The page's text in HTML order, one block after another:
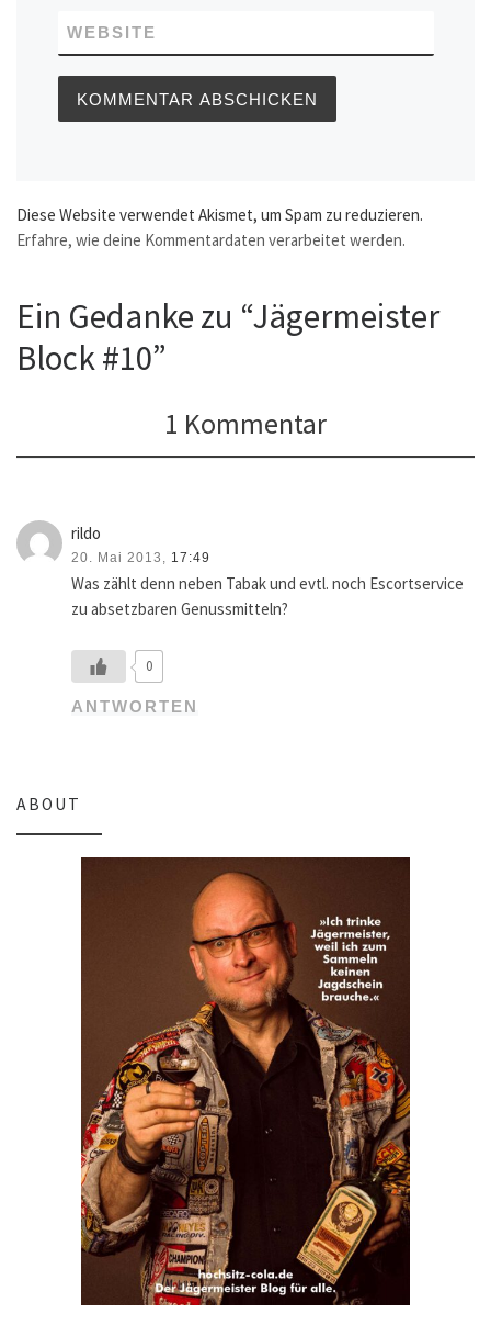
WEBSITE
Diese Website verwendet Akismet, um Spam zu reduzieren.
Erfahre, wie deine Kommentardaten verarbeitet werden.
Ein Gedanke zu “Jägermeister
Block #10”
1 Kommentar
rildo
20. Mai 2013, 17:49
Was zählt denn neben Tabak und evtl. noch Escortservice
zu absetzbaren Genussmitteln?
0
ANTWORTEN
ABOUT